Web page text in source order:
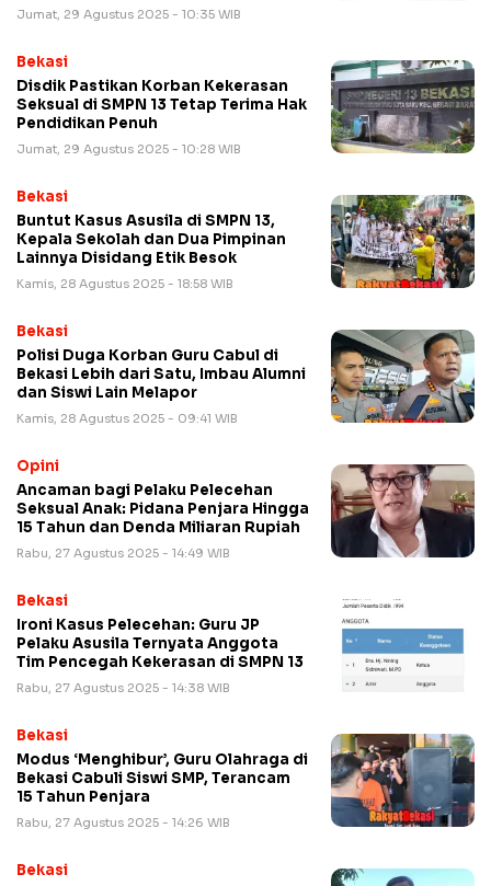
Jumat, 29 Agustus 2025 - 10:35 WIB
Bekasi
Disdik Pastikan Korban Kekerasan
Seksual di SMPN 13 Tetap Terima Hak
Pendidikan Penuh
Jumat, 29 Agustus 2025 - 10:28 WIB
Bekasi
Buntut Kasus Asusila di SMPN 13,
Kepala Sekolah dan Dua Pimpinan
Lainnya Disidang Etik Besok
Kamis, 28 Agustus 2025 - 18:58 WIB
Bekasi
Polisi Duga Korban Guru Cabul di
Bekasi Lebih dari Satu, Imbau Alumni
dan Siswi Lain Melapor
Kamis, 28 Agustus 2025 - 09:41 WIB
Opini
Ancaman bagi Pelaku Pelecehan
Seksual Anak: Pidana Penjara Hingga
15 Tahun dan Denda Miliaran Rupiah
Rabu, 27 Agustus 2025 - 14:49 WIB
Bekasi
Ironi Kasus Pelecehan: Guru JP
Pelaku Asusila Ternyata Anggota
Tim Pencegah Kekerasan di SMPN 13
Rabu, 27 Agustus 2025 - 14:38 WIB
Bekasi
Modus ‘Menghibur’, Guru Olahraga di
Bekasi Cabuli Siswi SMP, Terancam
15 Tahun Penjara
Rabu, 27 Agustus 2025 - 14:26 WIB
Bekasi